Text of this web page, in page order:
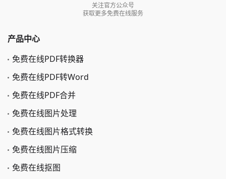
关注官方公众号
获取更多免费在线服务
产品中心
免费在线PDF转换器
免费在线PDF转Word
免费在线PDF合并
免费在线图片处理
免费在线图片格式转换
免费在线图片压缩
免费在线抠图